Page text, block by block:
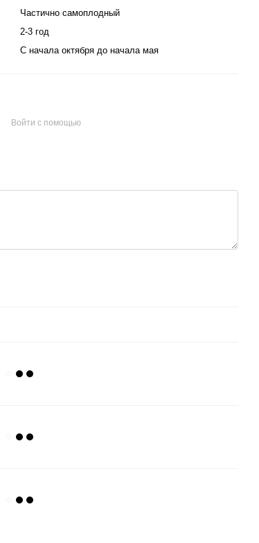
Частично самоплодный
2-3 год
С начала октября до начала мая
Войти с помощью